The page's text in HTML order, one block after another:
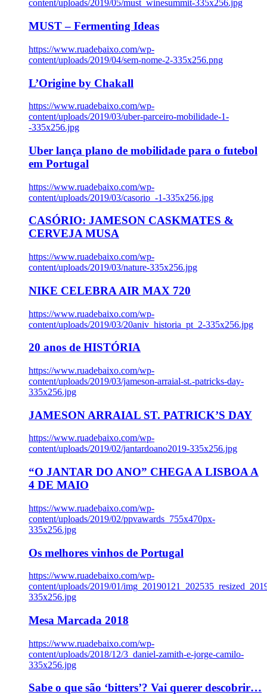
content/uploads/2019/05/must_winesummit-335x256.jpg
MUST – Fermenting Ideas
https://www.ruadebaixo.com/wp-
content/uploads/2019/04/sem-nome-2-335x256.png
L’Origine by Chakall
https://www.ruadebaixo.com/wp-
content/uploads/2019/03/uber-parceiro-mobilidade-1-
-335x256.jpg
Uber lança plano de mobilidade para o futebol
em Portugal
https://www.ruadebaixo.com/wp-
content/uploads/2019/03/casorio_-1-335x256.jpg
CASÓRIO: JAMESON CASKMATES &
CERVEJA MUSA
https://www.ruadebaixo.com/wp-
content/uploads/2019/03/nature-335x256.jpg
NIKE CELEBRA AIR MAX 720
https://www.ruadebaixo.com/wp-
content/uploads/2019/03/20aniv_historia_pt_2-335x256.jpg
20 anos de HISTÓRIA
https://www.ruadebaixo.com/wp-
content/uploads/2019/03/jameson-arraial-st.-patricks-day-
335x256.jpg
JAMESON ARRAIAL ST. PATRICK’S DAY
https://www.ruadebaixo.com/wp-
content/uploads/2019/02/jantardoano2019-335x256.jpg
“O JANTAR DO ANO” CHEGA A LISBOA A
4 DE MAIO
https://www.ruadebaixo.com/wp-
content/uploads/2019/02/ppvawards_755x470px-
335x256.jpg
Os melhores vinhos de Portugal
https://www.ruadebaixo.com/wp-
content/uploads/2019/01/
335x256.jpg
Mesa Marcada 2018
https://www.ruadebaixo.com/wp-
content/uploads/2018/12/3_daniel-zamith-e-jorge-camilo-
335x256.jpg
Sabe o que são ‘bitters’? Vai querer descobrir…